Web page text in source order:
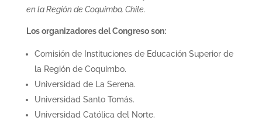
en la Región de Coquimbo, Chile.
Los organizadores del Congreso son:
Comisión de Instituciones de Educación Superior de
la Región de Coquimbo.
Universidad de La Serena.
Universidad Santo Tomás.
Universidad Católica del Norte.